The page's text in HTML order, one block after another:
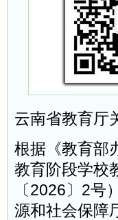
云南省教育厅
根据《教育部
教育阶段学校
〔2026〕2号
源和社会保障